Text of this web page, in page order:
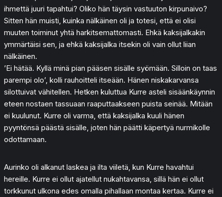
ihmettä juuri tapahtui? Oliko hän täysin vastuuton kirpunaivo?
Sitten hän muisti, kuinka nälkäinen oli ja totesi, että ei olisi
muuten toiminut yhtä harkitsemattomasti. Ehkä kaksijalkakin
ymmärtäisi sen, ja ehkä kaksijalka itsekin oli vain ollut liian
nälkäinen.
’Ei hätää. Kyllä minä pian pääsen sisälle syömään. Silloin on taas
parempi olo’, kolli rauhoitteli itseään. Hänen niskakarvansa
silottuivat vähitellen. Hetken kuluttua Kurre asteli sisäänkäynnin
eteen nostaen tassuaan raaputtaakseen puista seinää. Mitään
ei kuulunut. Kurre oli varma, että kaksijalka kuuli hänen
pyyntönsä päästä sisälle, joten hän päätti käpertyä nurmikolle
odottamaan.
Aurinko oli alkanut laskea ja ilta viiletä, kun Kurre havahtui
hereille. Kurre ei ollut ajatellut nukahtavansa, sillä hän ei ollut
torkkunut ulkona edes omalla pihallaan montaa kertaa. Kurre ei